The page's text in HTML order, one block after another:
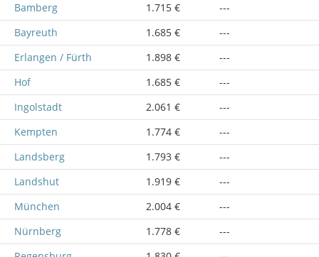
Bamberg
1.715 €
---
Bayreuth
1.685 €
---
Erlangen / Fürth
1.898 €
---
Hof
1.685 €
---
Ingolstadt
2.061 €
---
Kempten
1.774 €
---
Landsberg
1.793 €
---
Landshut
1.919 €
---
München
2.004 €
---
Nürnberg
1.778 €
---